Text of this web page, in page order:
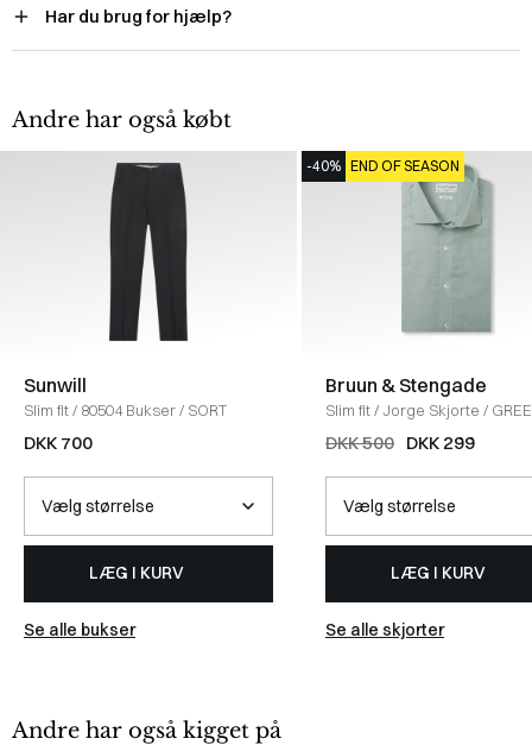
Har du brug for hjælp?
Andre har også købt
Sunwill
Slim fit/ 80504 Bukser/ SORT
DKK 700
LÆG I KURV
Se alle bukser
-40% END OF SEASON
Bruun & Stengade
Slim fit/Jorge Skjorte /
DKK 500 DKK 299
LÆG I KURV
Se alle skjorter
Andre har også kigget på